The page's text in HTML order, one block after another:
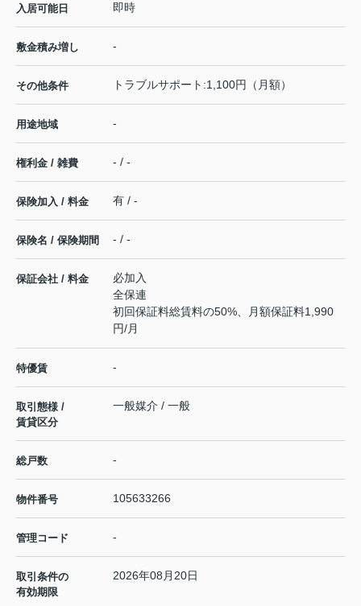
入居可能日 即時
敷金積み増し -
その他条件 トラブルサポート:1,100円（月額）
用途地域 -
権利金 / 雑費 - / -
保険加入 / 料金 有 / -
保険名 / 保険期間 - / -
保証会社 / 料金
必加入
全保連
初回保証料総賃料の50%、月額保証料1,990
円/月
特優賃 -
取引態様 /
賃貸区分
一般媒介 / 一般
総戸数 -
物件番号 105633266
管理コード -
取引条件の
有効期限
2026年08月20日